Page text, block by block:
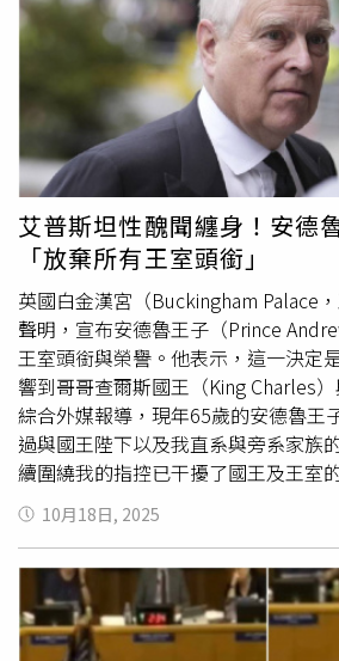
委指出，伍校長於當日會議結束後主
國民中學校長(下稱甲校長)共同前往
餐敘結束後，甲校長以Uber APP為
回教育訓練中心，然因甲校長將下車
名稱同音之建案工地，又因該名
再載伍校長與A女返回教育訓練中心
指示載其2人前往鄰近的汽車旅館，當
宿，並與A女一同進入房內後發生性行
傳予A女具性或性意味之性騷言詞等。
與已婚A女性行為及傳送性騷言詞予A
害A女人格尊嚴，其身為校長，言行
重影響政府信譽及形象，有違公務員
有重大違失。調查報告中指出，114
政府提出性騷擾事件申訴，指其於113
公務參加會議後，受伍校長邀約共同
性侵害。花蓮縣政府接獲A女性騷擾
小組並進行訪談及會議，經查花蓮縣
介入調查迄今，卻已延宕調查期程逾
知當事人辦理延期等，侵害相關當事
委強調，伍校長身為校長，社會對於
較一般公務員更為嚴謹，自屬當然。
委員會主任委員，自負有防治學校性
行、以身作則，確屬不當。而花蓮縣
艾普斯坦性醜聞纏身！安德
「放棄所有王室頭銜」
英國白金漢宮（Buckingham Palace
聲明，宣布安德魯王子（Prince
王室頭銜與榮譽。他表示，這一決定
響到哥哥查爾斯國王（King Charles
綜合外媒報導，現年65歲的安德魯王
過與國王陛下以及我直系與旁系家族
續圍繞我的指控已干擾了國王及王室
將家庭與國家置於首位，並堅持執行
決定。」他補充：「在陛下的同意下
進一步。因此，我將不再使用授予我
強調，我堅決否認針對我的所有指控
律，要正式剝奪王室頭銜，必須通過
時，安德魯的前妻莎拉（Sarah
10月18日, 2025